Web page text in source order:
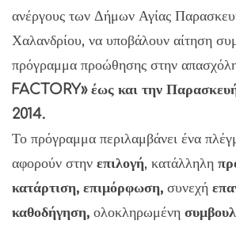
ανέργους των Δήμων Αγίας
Χαλανδρίου, να υποβάλουν αίτηση
πρόγραμμα προώθησης στην
FACTORY» έως και την
2014.
Το πρόγραμμα περιλαμβάνει ένα
αφορούν στην επιλογή, κατάλληλη
κατάρτιση, επιμόρφωση, συνεχή
καθοδήγηση, ολοκληρωμένη